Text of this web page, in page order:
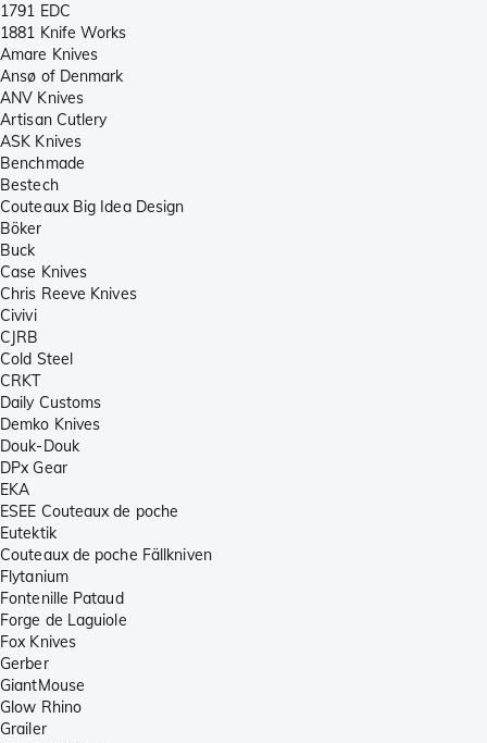
1791 EDC
1881 Knife Works
Amare Knives
Ansø of Denmark
ANV Knives
Artisan Cutlery
ASK Knives
Benchmade
Bestech
Couteaux Big Idea Design
Böker
Buck
Case Knives
Chris Reeve Knives
Civivi
CJRB
Cold Steel
CRKT
Daily Customs
Demko Knives
Douk-Douk
DPx Gear
EKA
ESEE Couteaux de poche
Eutektik
Couteaux de poche Fällkniven
Flytanium
Fontenille Pataud
Forge de Laguiole
Fox Knives
Gerber
GiantMouse
Glow Rhino
Grailer